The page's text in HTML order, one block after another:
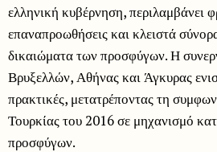
ελληνική κυβέρνηση, περιλαμβάνει
επαναπροωθήσεις και κλειστά
δικαιώματα των προσφύγων. Η
Βρυξελλών, Αθήνας και Άγκυρας
πρακτικές, μετατρέποντας τη
Τουρκίας του 2016 σε μηχανισμό
προσφύγων.